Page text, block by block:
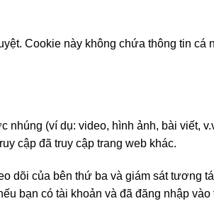
Cookie này không chứa thông tin cá
nhúng (ví dụ: video, hình ảnh, bài viết,
cập đã truy cập trang web khác.
dõi của bên thứ ba và giám sát tương
bạn có tài khoản và đã đăng nhập vào